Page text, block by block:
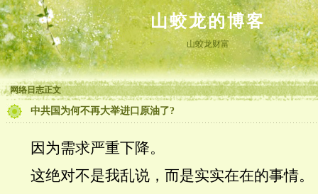
山蛟龙的博客
山蛟龙财富
网络日志正文
中共国为何不再大举进口原油了?
因为需求严重下降。
这绝对不是我乱说，而是实实在在的事情。